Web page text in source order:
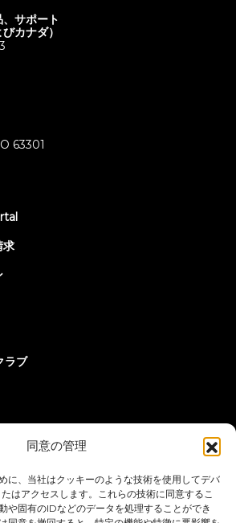
同意の管理
に、当社はクッキーのような技術を使用してデバ
はアクセスします。これらの技術に同意するこ
や固有のIDなどのデータを処理することができ
サポート
カナダ）
63301
(opens
求
ラブ